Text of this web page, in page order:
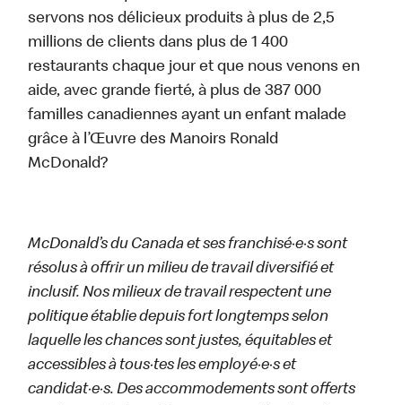
servons nos délicieux produits à plus de 2,5
millions de clients dans plus de 1 400
restaurants chaque jour et que nous venons en
aide, avec grande fierté, à plus de 387 000
familles canadiennes ayant un enfant malade
grâce à l’Œuvre des Manoirs Ronald
McDonald?
McDonald’s du Canada et ses franchisé·e·s sont
résolus à offrir un milieu de travail diversifié et
inclusif. Nos milieux de travail respectent une
politique établie depuis fort longtemps selon
laquelle les chances sont justes, équitables et
accessibles à tous·tes les employé·e·s et
candidat·e·s. Des accommodements sont offerts